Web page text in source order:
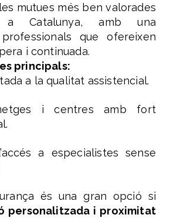
mutues més ben valorades
a Catalunya, amb una
que ofereixen
i continuada.
principals:
a la qualitat assistencial.
i centres amb fort
a especialistes sense
és una gran opció si
personalitzada i proximitat